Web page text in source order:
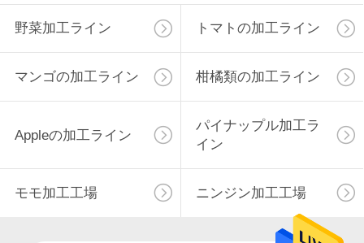
連
絡
し
さ
い
野菜加工ライン トマトの加工ライン
マンゴの加工ライン 柑橘類の加工ライン
Appleの加工ライン
パイナップル加工ラ
イン
モモ加工工場 ニンジン加工工場